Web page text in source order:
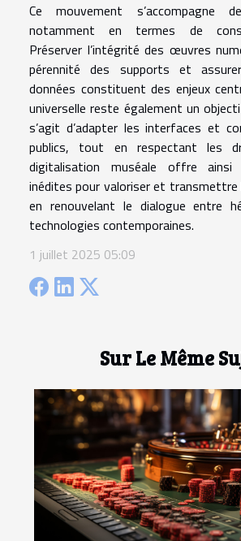
Sur Le Même
Ce mouvement s’accompagne
notamment en termes de
Préserver l’intégrité des œuvres
pérennité des supports et
données constituent des enjeux
universelle reste également un
s’agit d’adapter les interfaces et
publics, tout en respectant les
digitalisation muséale offre ainsi
inédites pour valoriser et
en renouvelant le dialogue entre
technologies contemporaines.
1 juillet 2025 05:09